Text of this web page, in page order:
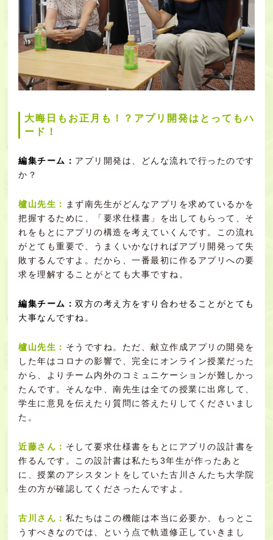
大晦日もお正月も！？アプリ開発はとってもハ
ード！
編集チーム： アプリ開発は、どんな流れで行ったのです
か？
櫨山先生：
まず南先生がどんなアプリを求めているかを
把握するために、「要求仕様書」を出してもらって、そ
れをもとにアプリの構造を考えていくんです。この流れ
がとても重要で、うまくいかなければアプリ開発って失
敗するんですよ。だから、一番最初に作るアプリへの要
求を理解することがとても大事ですね。
編集チーム： 双方の考え方をすり合わせることがとても
大事なんですね。
櫨山先生： そうですね。ただ、献立作成アプリの開発を
した年はコロナの影響で、完全にオンライン授業だった
から、よりチーム内外のコミュニケーションが難しかっ
たんです。そんな中、南先生は全ての授業に出席して、
学生に意見を伝えたり質問に答えたりしてくださいまし
た。
近藤さん： そして要求仕様書をもとにアプリの設計書を
作るんです。この設計書は私たち3年生が作ったあと
に、授業のアシスタントをしていた古川さんたち大学院
生の方が確認してくださったんですよ。
古川さん： 私たちはこの機能は本当に必要か、もっとこ
うすべきなのでは、という点で軌道修正していきまし